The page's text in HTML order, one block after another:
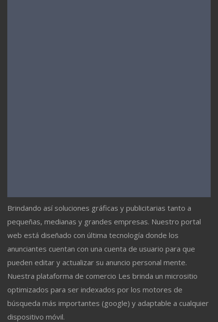
Brindando así soluciones gráficas y publicitarias tanto a
pequeñas, medianas y grandes empresas. Nuestro portal
web está diseñado con última tecnología donde los
anunciantes cuentan con una cuenta de usuario para que
pueden editar y actualizar su anuncio personal mente.
Nuestra plataforma de comercio Les brinda un micrositio
optimizados para ser indexados por los motores de
búsqueda más importantes (google) y adaptable a cualquier
dispositivo móvil.